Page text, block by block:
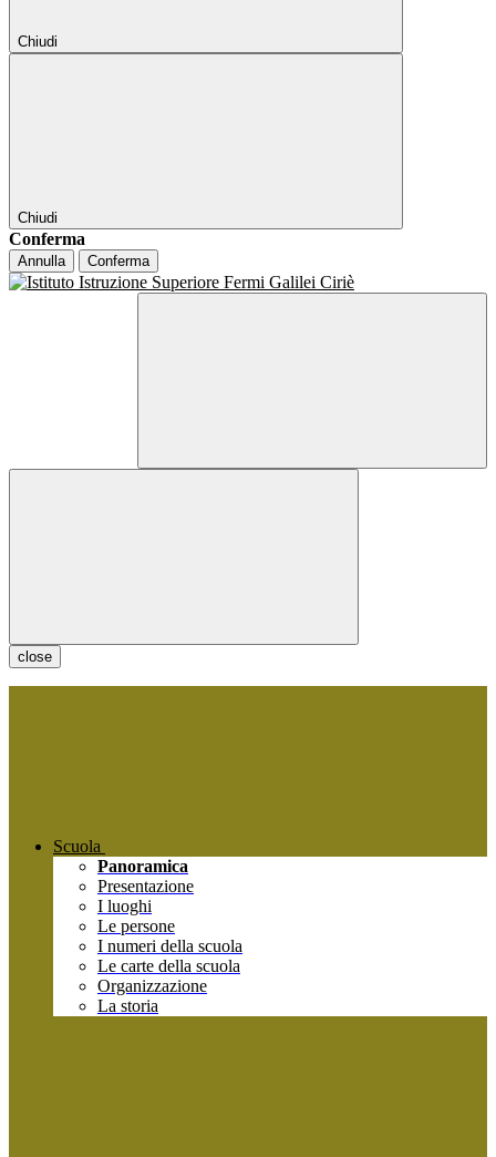
Chiudi
Chiudi
Conferma
Annulla Conferma
close
Scuola
Panoramica
Presentazione
I luoghi
Le persone
I numeri della scuola
Le carte della scuola
Organizzazione
La storia